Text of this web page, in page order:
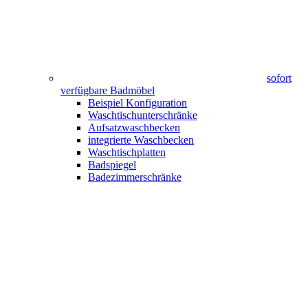
sofort
verfügbare Badmöbel
Beispiel Konfiguration
Waschtischunterschränke
Aufsatzwaschbecken
integrierte Waschbecken
Waschtischplatten
Badspiegel
Badezimmerschränke